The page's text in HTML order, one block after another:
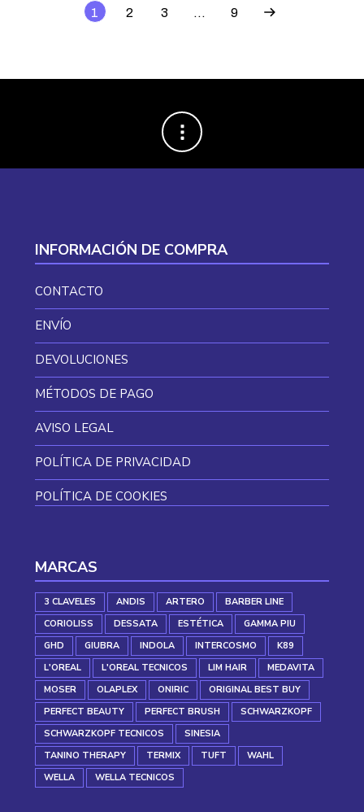
1 2 3 … 9
INFORMACIÓN DE COMPRA
CONTACTO
ENVÍO
DEVOLUCIONES
MÉTODOS DE PAGO
AVISO LEGAL
POLÍTICA DE PRIVACIDAD
POLÍTICA DE COOKIES
MARCAS
3 CLAVELES ANDIS ARTERO
BARBER LINE
CORIOLISS
DESSATA ESTÉTICA
GAMMA PIU
GHD
GIUBRA INDOLA INTERCOSMO
K89
L'OREAL
L'OREAL TECNICOS LIM HAIR
MEDAVITA
MOSER
OLAPLEX ONIRIC
ORIGINAL BEST BUY
PERFECT BEAUTY
PERFECT BRUSH
SCHWARZKOPF
SCHWARZKOPF TECNICOS
SINESIA
TANINO THERAPY
TERMIX TUFT
WAHL
WELLA
WELLA TECNICOS